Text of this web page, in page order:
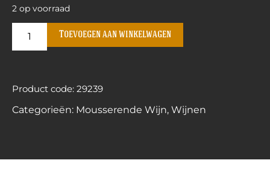
2 op voorraad
Toevoegen aan winkelwagen
Product code: 29239
Categorieën: Mousserende Wijn, Wijnen